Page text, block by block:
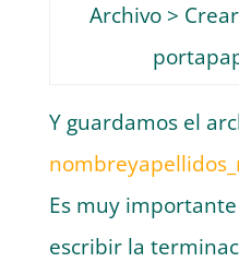
Archivo >
Y guardamos el
Es muy
escribir la